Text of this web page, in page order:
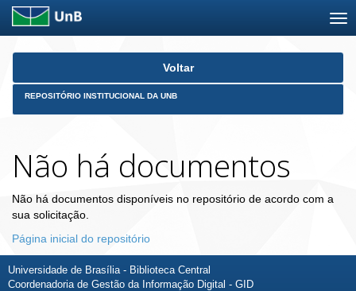
Skip
Voltar
REPOSITÓRIO INSTITUCIONAL DA UNB
Não há documentos
Não há documentos disponíveis no repositório de acordo com a
sua solicitação.
Página inicial do repositório
Universidade de Brasília - Biblioteca Central
Coordenadoria de Gestão da Informação Digital - GID